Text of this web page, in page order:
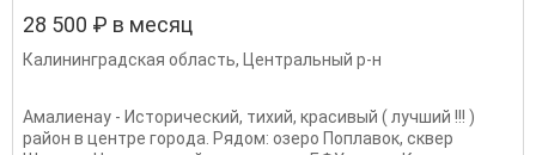
28 500 ₽ в месяц
Калининградская область, Центральный р-н
Амалиенау - Исторический, тихий, красивый ( лучший !!! )
район в центре города. Рядом: озеро Поплавок, сквер